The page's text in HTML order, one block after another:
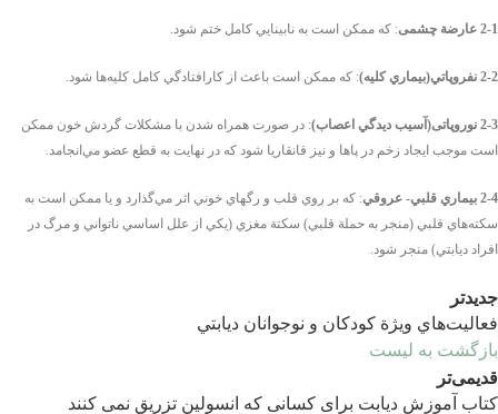
2-1 عارضة چشمی : که ممكن است به نابينايي كامل ختم شود.
2-2 نفروپاتي(بيماري كليه ): كه ممكن است باعث از كارافتادگي كامل كليه‌ها شود.
2-3 نوروپاتی(آسيب ديدگي اعصاب)
: در صورت همراه شدن با مشكلات گردش خون ممكن
است موجب ايجاد زخم در پاها و نيز قانقاريا شود كه در نهايت به قطع عضو مي‌انجامد.
2-4 بيماري قلبي- عروقي
: كه بر روي قلب و رگهاي خوني اثر مي‌گذارد و يا ممكن است به
سكته‌هاي قلبي (منجر به حملة قلبي) سكتة مغزي (يكي از علل اساسي ناتواني و مرگ در
افراد ديابتي) منجر شود.
جدیدتر
فعاليت‌هاي ويژة‌ كودكان و نوجوانان ديابتي
بازگشت به لیست
قدیمی‌تر
كتاب آموزش دیابت برای کسانی که انسولین تزریق نمی کنند